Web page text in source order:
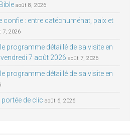
août 8, 2026
confie : entre catéchuménat, paix et
7, 2026
le programme détaillé de sa visite en
7 août 2026 août 7, 2026
le programme détaillé de sa visite en
portée de clic août 6, 2026